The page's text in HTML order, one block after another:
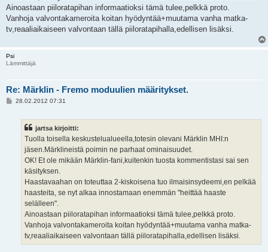
Ainoastaan piiloratapihan informaatioksi tämä tulee,pelkkä proto.
Vanhoja valvontakameroita koitan hyödyntää+muutama vanha matka-
tv,reaaliaikaiseen valvontaan tällä piiloratapihalla,edellisen lisäksi.
Psi
Lämmittäjä
Re: Märklin - Fremo moduulien määritykset.
V28.02.2012 07:31
jartsa kirjoitti:
Tuolla toisella keskustelualueella,totesin olevani Märklin MHI:n
jäsen.Märklineistä poimin ne parhaat ominaisuudet.
OK! Et ole mikään Märklin-fani,kuitenkin tuosta kommentistasi sai sen
käsityksen.
Haastavaahan on toteuttaa 2-kiskoisena tuo ilmaisinsydeemi,en pelkää
haasteita, se nyt alkaa innostamaan enemmän "heittää haaste
selälleen".
Ainoastaan piiloratapihan informaatioksi tämä tulee,pelkkä proto.
Vanhoja valvontakameroita koitan hyödyntää+muutama vanha matka-
tv,reaaliaikaiseen valvontaan tällä piiloratapihalla,edellisen lisäksi.